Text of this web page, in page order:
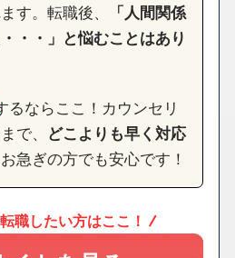
す。転職後、
「人間関係
・・」と悩むことはあり
るならここ！カウンセリ
で、
どこよりも早く対応
急ぎの方でも安心です！
職したい方はここ！